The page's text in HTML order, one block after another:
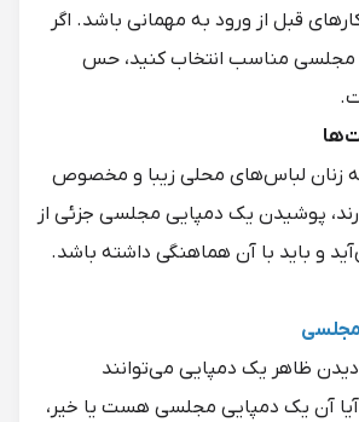
قبل از ورود به مهمانی باشد. اگر
مجلسی مناسب انتخاب کنید، حس
زنان لباس‌های محلی زیبا و مخصوص
پوشیدن یک دمپایی مجلسی جزئی از
و باید با آن هماهنگی داشته باشد.
دیدن ظاهر یک دمپایی می‌توانند
آن یک دمپایی مجلسی هست یا خیر،